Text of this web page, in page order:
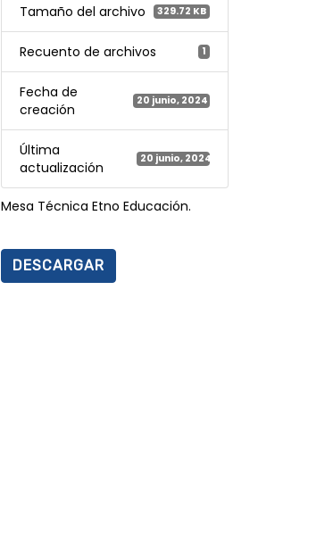
Tamaño del archivo 329.72 KB
Recuento de archivos 1
Fecha de
creación
20 junio, 2024
Última
actualización
20 junio, 2024
Mesa Técnica Etno Educación.
DESCARGAR